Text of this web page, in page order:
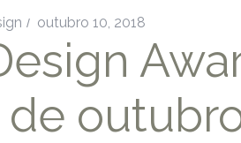
outubro 10, 2018
de